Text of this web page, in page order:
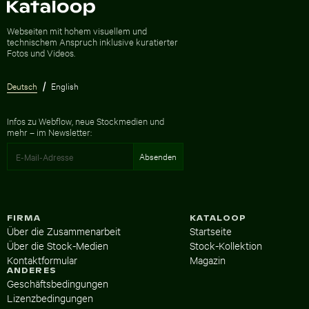
Webseiten mit hohem visuellem und
technischem Anspruch inklusive kuratierter
Fotos und Videos.
Deutsch English
Infos zu Webflow, neue Stockmedien und
mehr – im Newsletter:
KATALOOP
Startseite
Stock-Kollektion
Magazin
FIRMA
Über die Zusammenarbeit
Über die Stock-Medien
Kontaktformular
ANDERES
Geschäftsbedingungen
Lizenzbedingungen